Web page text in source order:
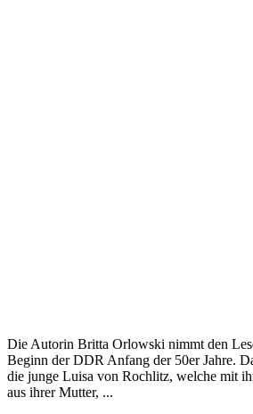
Die Autorin Britta Orlowski nimmt den
Beginn der DDR Anfang der 50er Jahre.
die junge Luisa von Rochlitz, welche mit
aus ihrer Mutter, ...